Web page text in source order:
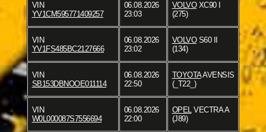
VIN
YV1CM595771409257
06.08.2026
23:03
VOLVOXC90 I
(275)
VIN
YV1FS485BC2127666
06.08.2026
23:02
VOLVOS60 II
(134)
VIN
SB153DBNOOE011114
06.08.2026
22:50
TOYOTAAVENSIS
(_T22_)
VIN
W0L000087S7556694
06.08.2026
22:00
OPELVECTRA A
(J89)